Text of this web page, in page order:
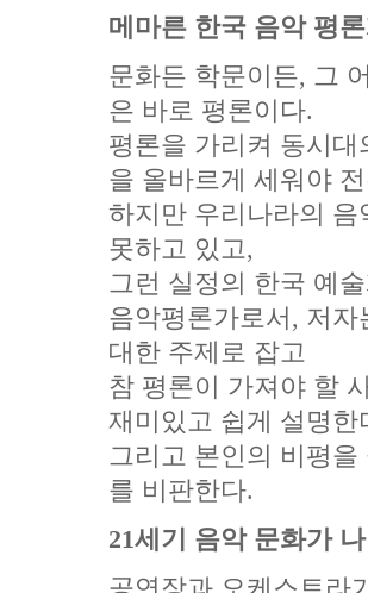
메마른 한국 음악 평
문화든 학문이든, 그
은 바로 평론이다.
평론을 가리켜 동시
을 올바르게 세워야
하지만 우리나라의
못하고 있고,
그런 실정의 한국 예
음악평론가로서, 저자
대한 주제로 잡고
참 평론이 가져야 할
재미있고 쉽게 설명한
그리고 본인의 비평
를 비판한다.
21세기 음악 문화가